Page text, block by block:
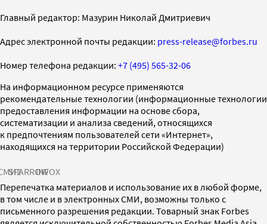
Главный редактор: Мазурин Николай Дмитриевич
Адрес электронной почты редакции: press-release@forbes.ru
Номер телефона редакции: +7 (495) 565-32-06
На информационном ресурсе применяются
рекомендательные технологии (информационные технологии
предоставления информации на основе сбора,
систематизации и анализа сведений, относящихся
к предпочтениям пользователей сети «Интернет»,
находящихся на территории Российской Федерации)
SPARROWINFOX
Перепечатка материалов и использование их в любой форме,
в том числе и в электронных СМИ, возможны только с
письменного разрешения редакции. Товарный знак Forbes